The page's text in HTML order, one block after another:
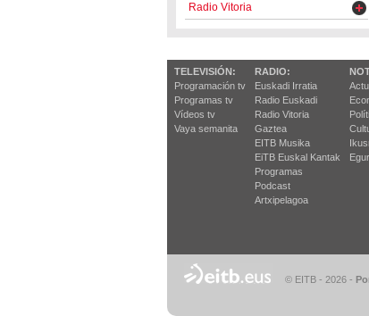
Radio Vitoria
TELEVISIÓN:
Programación tv
Programas tv
Vídeos tv
Vaya semanita
RADIO:
Euskadi Irratia
Radio Euskadi
Radio Vitoria
Gaztea
EITB Musika
EiTB Euskal Kantak
Programas
Podcast
Artxipelagoa
© EITB - 2026 -